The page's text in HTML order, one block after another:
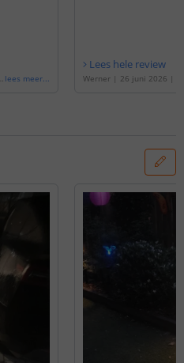
lees meer...
Lees hele review
Werner| 26 juni 2026 |